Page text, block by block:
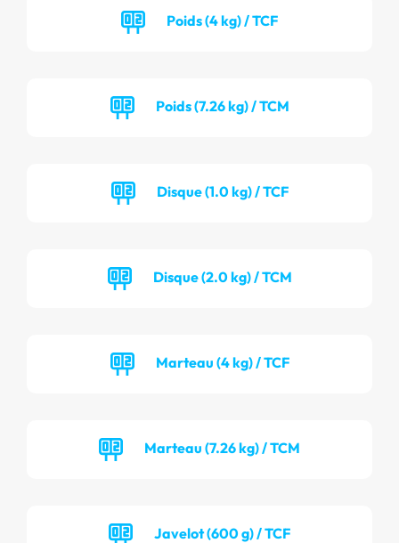
Poids (4 kg) / TCF
Poids (7.26 kg) / TCM
Disque (1.0 kg) / TCF
Disque (2.0 kg) / TCM
Marteau (4 kg) / TCF
Marteau (7.26 kg) / TCM
Javelot (600 g) / TCF